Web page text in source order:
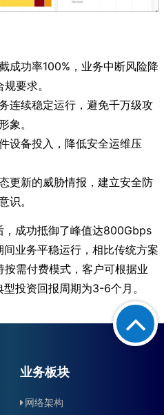
业务板块
网络架构